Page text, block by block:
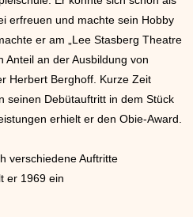
erfreuen und machte sein Hobby
er am „Lee Stasberg Theatre
Anteil an der Ausbildung von
Herbert Berghoff. Kurze Zeit
seinen Debütauftritt in dem Stück
erhielt er den Obie-Award.
verschiedene Auftritte
er 1969 ein